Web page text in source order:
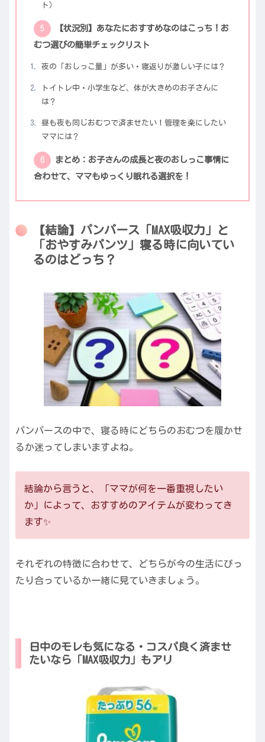
ト）
【状況別】あなたにおすすめなのはこっち！お
むつ選びの簡単チェックリスト
夜の「おしっこ量」が多い・寝返りが激しい子には？
トイトレ中・小学生など、体が大きめのお子さんに
は？
昼も夜も同じおむつで済ませたい！管理を楽にしたい
ママには？
まとめ：お子さんの成長と夜のおしっこ事情に
合わせて、ママもゆっくり眠れる選択を！
【結論】パンパース「MAX吸収力」と
「おやすみパンツ」寝る時に向いてい
るのはどっち？
パンパースの中で、寝る時にどちらのおむつを履かせ
るか迷ってしまいますよね。
結論から言うと、「ママが何を一番重視したい
か」によって、おすすめのアイテムが変わってき
ます✨
それぞれの特徴に合わせて、どちらが今の生活にぴっ
たり合っているか一緒に見ていきましょう。
日中のモレも気になる・コスパ良く済ませ
たいなら「MAX吸収力」もアリ